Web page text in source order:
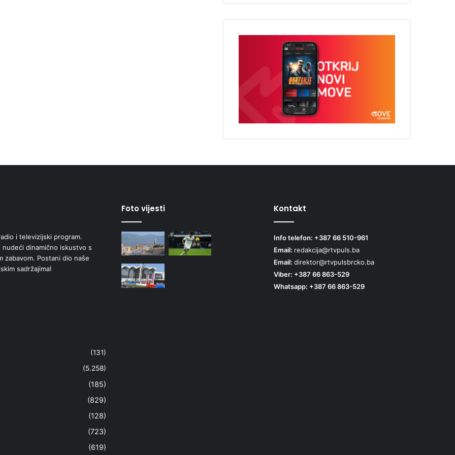
i televizijski program.
nudeći dinamično iskustvo s
zabavom. Postani dio naše
sadržajima!
(131)
(5.258)
(185)
(829)
(128)
(723)
(619)
Foto vijesti Kontakt
Info telefon: +387 66 510-961
Email: redakcija@rtvpuls.ba
Email: direktor@rtvpulsbrcko.ba
Viber: +387 66 863-529
Whatsapp: +387 66 863-529